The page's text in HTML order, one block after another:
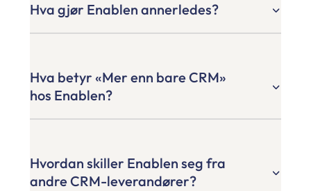
Hva gjør Enablen annerledes?
Hva betyr «Mer enn bare CRM»
hos Enablen?
Hvordan skiller Enablen seg fra
andre CRM-leverandører?